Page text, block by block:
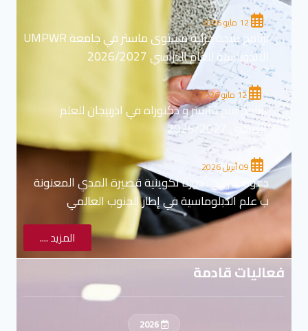
12 مايو 2026
برنامج منحة جزئية مستوى ماستر في جامعة UMPWR
الاندونيسية للعام الدراسي 2026/2027
12 مايو 2026
برنامج منح ماستر و دكتوراه في اذربيجان للعلم
الدراسي 2026/2027
09 أبريل 2026
دعوة للترشح : دورة تكوينية قصيرة المدي المعنونة
ب علم الدبلوماسية في إطار الجنوب العالمي
المزيد ....
فعاليات قادمة